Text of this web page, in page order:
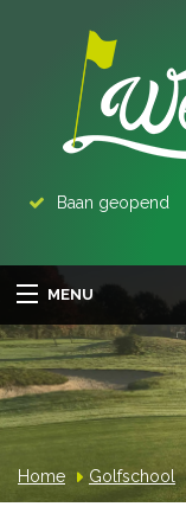
Baan geopend
MENU
Home Golfschool